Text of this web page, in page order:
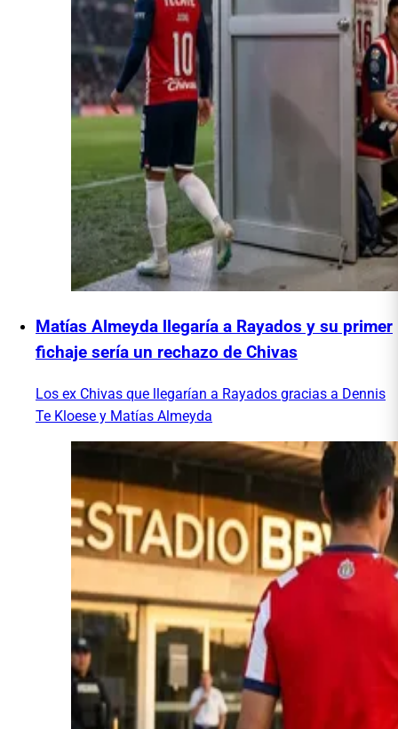
Matías Almeyda llegaría a Rayados y su primer
fichaje sería un rechazo de Chivas
Los ex Chivas que llegarían a Rayados gracias a Dennis
Te Kloese y Matías Almeyda